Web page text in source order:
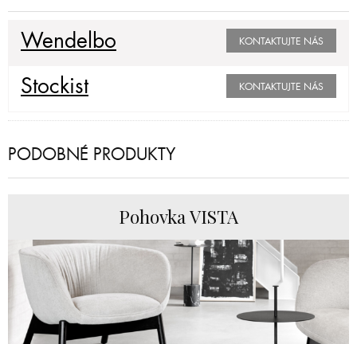
Wendelbo KONTAKTUJTE NÁS
Stockist KONTAKTUJTE NÁS
PODOBNÉ PRODUKTY
Pohovka VISTA